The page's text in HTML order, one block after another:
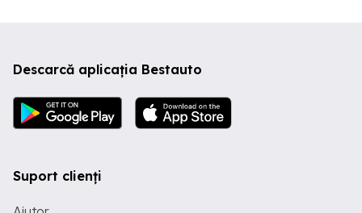
Descarcă aplicația Bestauto
Suport clienți